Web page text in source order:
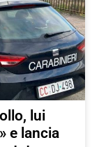
lui
e lancia